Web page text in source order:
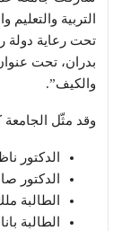
التربية
تحت رعاية دولة
بدران، تحت
والكيف”.
وقد مثّل
الدكتور
الدكتور
الطالبة
الطالبة